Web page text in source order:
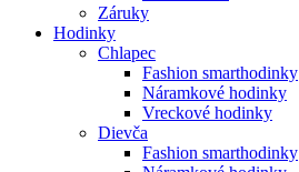
Záruky
Hodinky
Chlapec
Fashion smarthodinky
Náramkové hodinky
Vreckové hodinky
Dievča
Fashion smarthodinky